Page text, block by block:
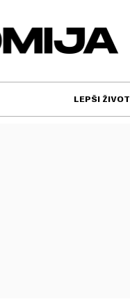
LEPŠI ŽIVOT